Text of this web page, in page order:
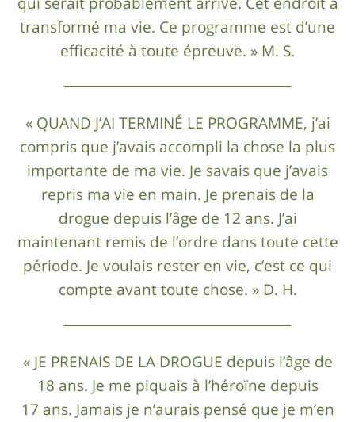
transformé ma vie. Ce programme est d’une
efficacité à toute épreuve. » M. S.
« QUAND J’AI TERMINÉ LE PROGRAMME, j’ai
compris que j’avais accompli la chose la plus
importante de ma vie. Je savais que j’avais
repris ma vie en main. Je prenais de la
drogue depuis l’âge de 12 ans. J’ai
maintenant remis de l’ordre dans toute cette
période. Je voulais rester en vie, c’est ce qui
compte avant toute chose. » D. H.
« JE PRENAIS DE LA DROGUE depuis l’âge de
18 ans. Je me piquais à l’héroïne depuis
17 ans. Jamais je n’aurais pensé que je m’en